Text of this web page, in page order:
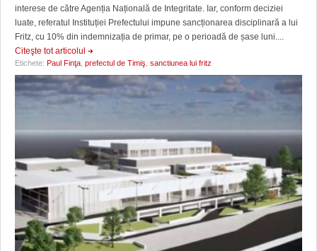
interese de către Agenția Națională de Integritate. Iar, conform deciziei
luate, referatul Instituției Prefectului impune sancționarea disciplinară a lui
Fritz, cu 10% din indemnizația de primar, pe o perioadă de șase luni....
Citeşte tot articolul
Etichete: Paul Finţa prefectul de Timiş sanctiunea lui fritz